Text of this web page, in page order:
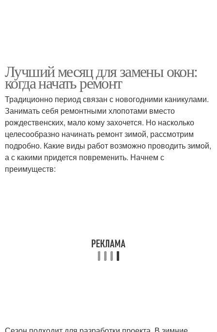
Лучший месяц для замены окон:
когда начать ремонт
Традиционно период связан с новогодними каникулами.
Занимать себя ремонтными хлопотами вместо
рождественских, мало кому захочется. Но насколько
целесообразно начинать ремонт зимой, рассмотрим
подробно. Какие виды работ возможно проводить зимой,
а с какими придется повременить. Начнем с
преимуществ: